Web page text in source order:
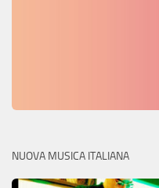
NUOVA MUSICA ITALIANA